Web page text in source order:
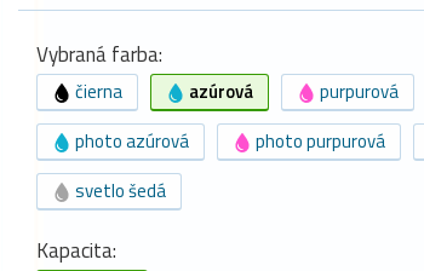
Vybraná farba:
čierna azúrová purpurová
photo azúrová
photo purpurová
svetlo šedá
Kapacita: